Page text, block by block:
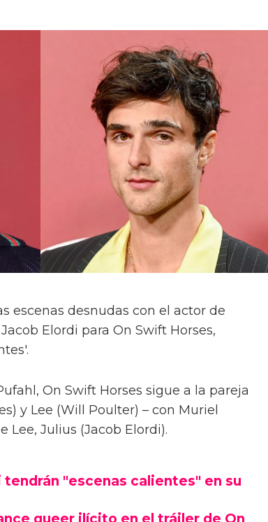
escenas desnudas con el actor de
Elordi para On Swift Horses,
On Swift Horses sigue a la pareja
y Lee (Will Poulter) – con Muriel
Julius (Jacob Elordi).
tendrán "escenas calientes" en su
queer ilícito en el tráiler de On